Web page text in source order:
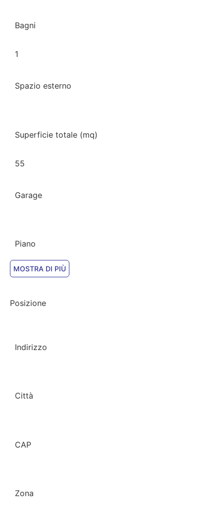
Bagni
1
Spazio esterno
Superficie totale (mq)
55
Garage
Piano
2
Numero piani
Ascensore
Spese condominiali
Stato dello stabile
Tipo di contratto
MOSTRA DI PIÙ
Posizione
Indirizzo
Città
CAP
Zona